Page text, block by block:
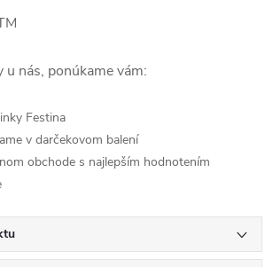
nás, ponúkame vám:
Festina
v darčekovom balení
obchode s najlepším hodnotením